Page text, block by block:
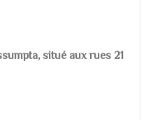
situé aux rues 21